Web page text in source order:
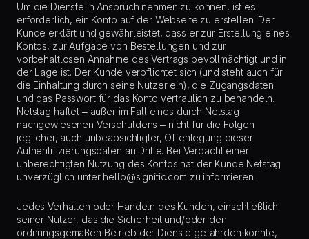
Um die Dienste in Anspruch nehmen zu können, ist es
erforderlich, ein Konto auf der Webseite zu erstellen. Der
Kunde erklärt und gewährleistet, dass er zur Erstellung eines
Kontos, zur Aufgabe von Bestellungen und zur
vorbehaltlosen Annahme des Vertrags bevollmächtigt und in
der Lage ist. Der Kunde verpflichtet sich (und steht auch für
die Einhaltung durch seine Nutzer ein), die Zugangsdaten
und das Passwort für das Konto vertraulich zu behandeln.
Netstag haftet – außer im Fall eines durch Netstag
nachgewiesenen Verschuldens – nicht für die Folgen
jeglicher, auch unbeabsichtigter, Offenlegung dieser
Authentifizierungsdaten an Dritte. Bei Verdacht einer
unberechtigten Nutzung des Kontos hat der Kunde Netstag
unverzüglich unter hello@signitic.com zu informieren.
Jedes Verhalten oder Handeln des Kunden, einschließlich
seiner Nutzer, das die Sicherheit und/oder den
ordnungsgemäßen Betrieb der Dienste gefährden könnte,